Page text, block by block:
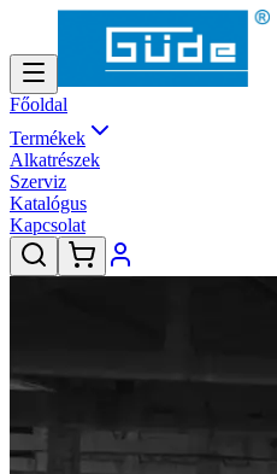
Főoldal
Termékek
Alkatrészek
Szerviz
Katalógus
Kapcsolat